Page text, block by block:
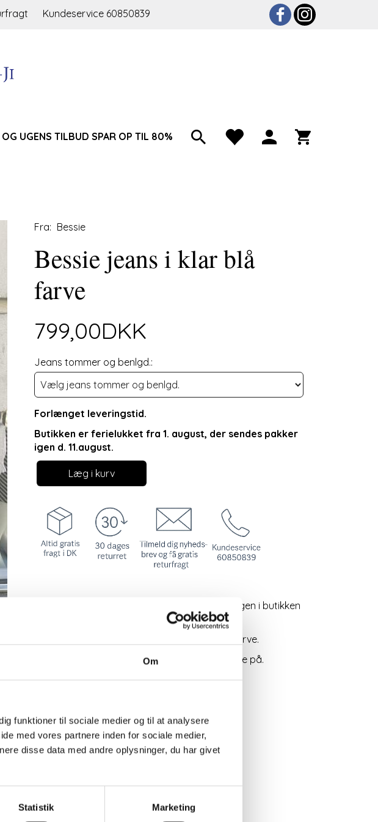
Om
funktioner til sociale medier og til at analysere
med vores partnere inden for sociale medier,
disse data med andre oplysninger, du har givet
Statistik Marketing
Kundeservice 60850839
UGENS TILBUD SPAR OP TIL 80%
Fra: Bessie
Bessie jeans i klar blå
farve
799,00DKK
Jeans tommer og benlgd.:
Forlænget leveringstid.
Butikken er ferielukket fra 1. august, der sendes pakker
igen d. 11.august.
Læg i kurv
Den populære model Jessie fra Bessie er nu igen i butikken
-Denne gang i en smuk klar forårsparat blå farve.
Med strecht så de er utrolig behagelige at have på.
Mere information